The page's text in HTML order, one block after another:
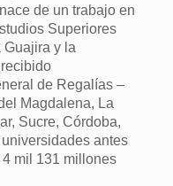
de un trabajo en
Superiores
Guajira y la
de Regalías –
Magdalena, La
Sucre, Córdoba,
antes
mil 131 millones